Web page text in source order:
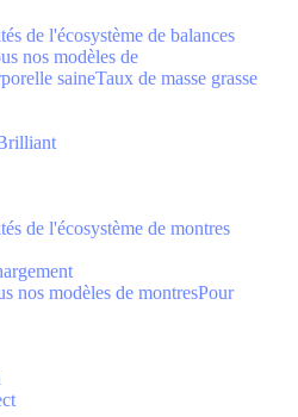
de l'écosystème de balances
nos modèles de
saineTaux de masse grasse
de l'écosystème de montres
nos modèles de montresPour